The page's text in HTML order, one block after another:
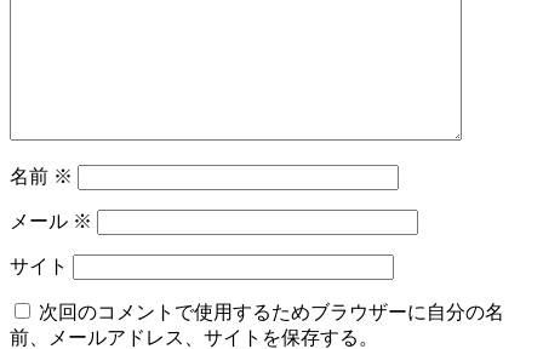
名前 ※
メール ※
サイト
次回のコメントで使用するためブラウザーに自分の名
前、メールアドレス、サイトを保存する。